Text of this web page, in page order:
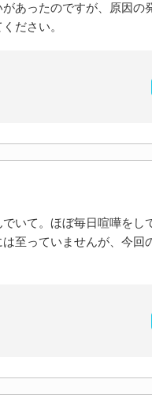
あったのですが、原因の
ださい。
いて。ほぼ毎日喧嘩をし
至っていませんが、今回